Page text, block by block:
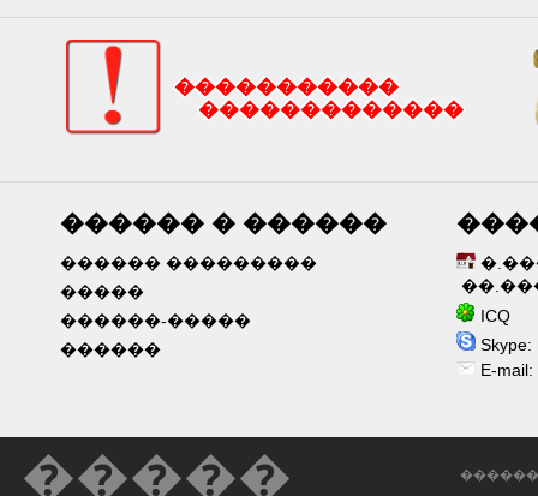
�����������
�������������
������ � ������
������ ���������
�����
������-�����
������
ICQ
E-
�����